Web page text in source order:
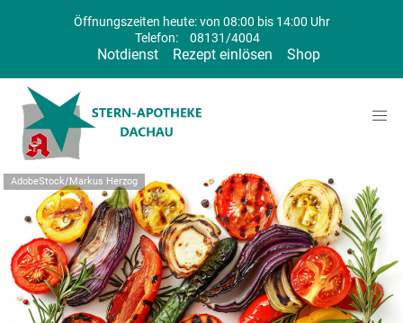
Öffnungszeiten heute: von 08:00 bis 14:00 Uhr
Telefon:
08131/4004
Notdienst Rezept einlösen Shop
AdobeStock/Markus Herzog